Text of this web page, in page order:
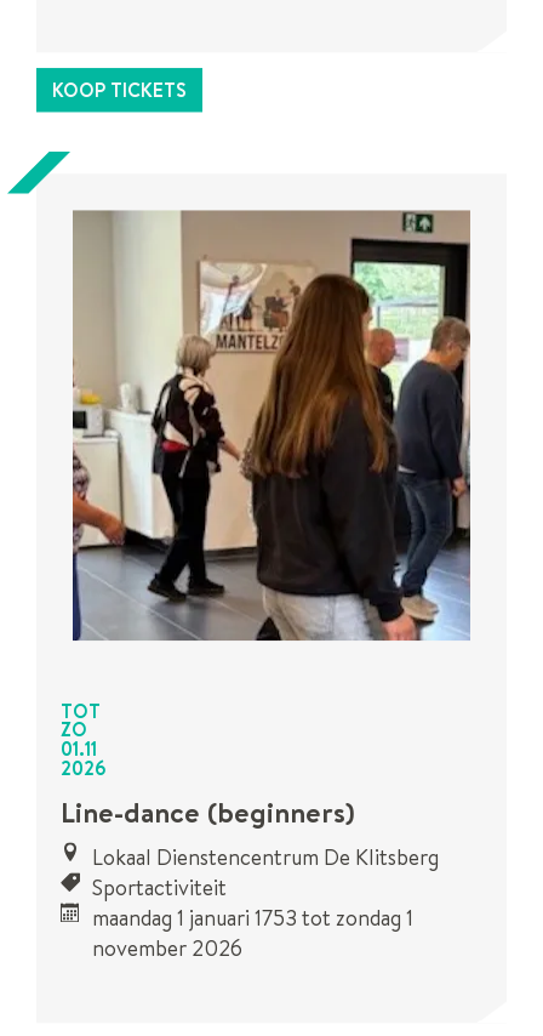
activiteit.
KOOP TICKETS
TOT
ZO
01.11
2026
Line-dance (beginners)
Lokaal Dienstencentrum De Klitsberg
Sportactiviteit
maandag 1 januari 1753 tot zondag 1
november 2026